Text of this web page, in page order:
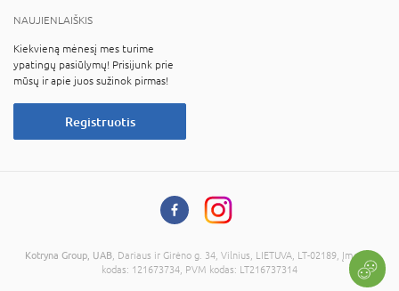
NAUJIENLAIŠKIS
Kiekvieną mėnesį mes turime
ypatingų pasiūlymų! Prisijunk prie
mūsų ir apie juos sužinok pirmas!
Registruotis
Kotryna Group, UAB , Dariaus ir Girėno g. 34, Vilnius, LIETUVA, LT-02189, Įmonės
kodas: 121673734, PVM kodas: LT216737314